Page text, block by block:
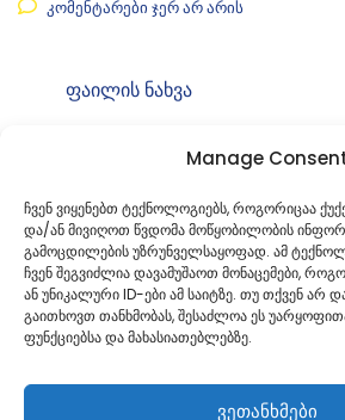
Manage
ჩვენ ვიყენებთ ტექნოლოგიებს, როგორიცაა
და/ან მივიღოთ წვდომა მოწყობილობის
გამოცდილების უზრუნველსაყოფად. ამ
ჩვენ შეგვიძლია დავამუშაოთ მონაცემები,
ან უნიკალური ID-ები ამ საიტზე. თუ თქვენ არ
გაითხოვთ თანხმობას, შესაძლოა ეს
ფუნქციებსა და მახასიათებლებზე.
ვეთანხმები
კომენტარები ჯერ არ არის
ფაილის ნახვა
ფაილის ტიპი:pdf
საკრებულოს
ბრძანებები
ID:ბ49. 4925184001